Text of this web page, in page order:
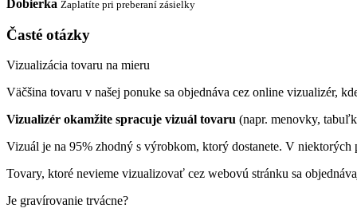
Dobierka Zaplatíte pri preberaní zásielky
Časté otázky
Vizualizácia tovaru na mieru
Väčšina tovaru v našej ponuke sa objednáva cez online vizualizér,
Vizualizér okamžite spracuje vizuál tovaru (napr. menovky,
Vizuál je na 95% zhodný s výrobkom, ktorý dostanete. V
Tovary, ktoré nevieme vizualizovať cez webovú stránku sa
Je gravírovanie trvácne?